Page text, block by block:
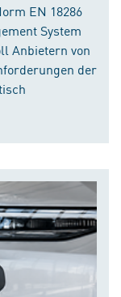
EN 18286
System
Anbietern von
der